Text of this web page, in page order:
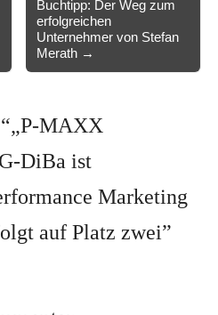
Buchtipp: Der Weg zum
erfolgreichen
Unternehmer von Stefan
Merath →
„P-MAXX
DiBa ist
Marketing
auf Platz zwei”